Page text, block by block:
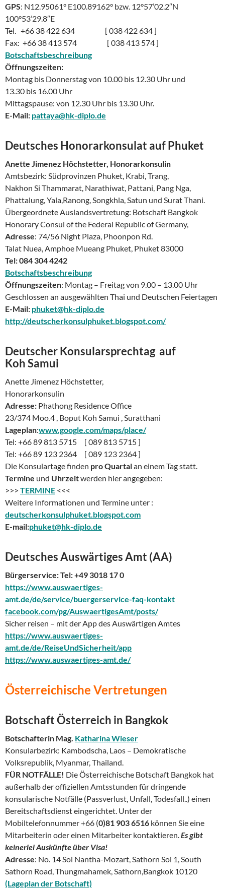
GPS: N12.95061° E100.89162° bzw. 12°57’02.2″N
100°53’29.8″E
Tel. +66 38 422 634 [ 038 422 634 ]
Fax: +66 38 413 574 [ 038 413 574 ]
Botschaftsbeschreibung
Öffnungszeiten:
Montag bis Donnerstag von 10.00 bis 12.30 Uhr und
13.30 bis 16.00 Uhr
Mittagspause: von 12.30 Uhr bis 13.30 Uhr.
E-Mail: pattaya@hk-diplo.de
Deutsches Honorarkonsulat auf Phuket
Anette Jimenez Höchstetter, Honorarkonsulin
Amtsbezirk: Südprovinzen Phuket, Krabi, Trang,
Nakhon Si Thammarat, Narathiwat, Pattani, Pang Nga,
Phattalung, Yala,Ranong, Songkhla, Satun und Surat Thani.
Übergeordnete Auslandsvertretung: Botschaft Bangkok
Honorary Consul of the Federal Republic of Germany,
Adresse: 74/56 Night Plaza, Phoonpon Rd.
Talat Nuea, Amphoe Mueang Phuket, Phuket 83000
Tel: 084 304 4242
Botschaftsbeschreibung
Öffnungszeiten: Montag – Freitag von 9.00 – 13.00 Uhr
Geschlossen an ausgewählten Thai und Deutschen Feiertagen
E-Mail: phuket@hk-diplo.de
http://deutscherkonsulphuket.blogspot.com/
Deutscher Konsularsprechtag auf
Koh Samui
Anette Jimenez Höchstetter,
Honorarkonsulin
Adresse: Phathong Residence Office
23/374 Moo.4 , Boput Koh Samui , Suratthani
Lageplan:www.google.com/maps/place/
Tel: +66 89 813 5715 [ 089 813 5715 ]
Tel: +66 89 123 2364 [ 089 123 2364 ]
Die Konsulartage finden pro Quartalan einem Tag statt.
Termine und Uhrzeitwerden hier angegeben:
>>> TERMINE <<<
Weitere Informationen und Termine unter :
deutscherkonsulphuket.blogspot.com
E-mail:phuket@hk-diplo.de
Deutsches Auswärtiges Amt (AA)
Bürgerservice:Tel: +49 3018 17 0
https://www.auswaertiges-
amt.de/de/service/buergerservice-faq-kontakt
facebook.com/pg/AuswaertigesAmt/posts/
Sicher reisen – mit der App des Auswärtigen Amtes
https://www.auswaertiges-
amt.de/de/ReiseUndSicherheit/app
https://www.auswaertiges-amt.de/
Österreichische Vertretungen
Botschaft Österreich in Bangkok
Botschafterin Mag. Katharina Wieser
Konsularbezirk: Kambodscha, Laos – Demokratische
Volksrepublik, Myanmar, Thailand.
FÜR NOTFÄLLE! Die Österreichische Botschaft Bangkok hat
außerhalb der offiziellen Amtsstunden für dringende
konsularische Notfälle (Passverlust, Unfall, Todesfall..) einen
Bereitschaftsdienst eingerichtet. Unter der
Mobiltelefonnummer +66 (0)81 903 6516 können Sie eine
Mitarbeiterin oder einen Mitarbeiter kontaktieren.Es gibt
keinerlei Auskünfte über Visa!
Adresse: No. 14 Soi Nantha-Mozart, Sathorn Soi 1, South
Sathorn Road, Thungmahamek, Sathorn,Bangkok 10120
(Lageplan der Botschaft)